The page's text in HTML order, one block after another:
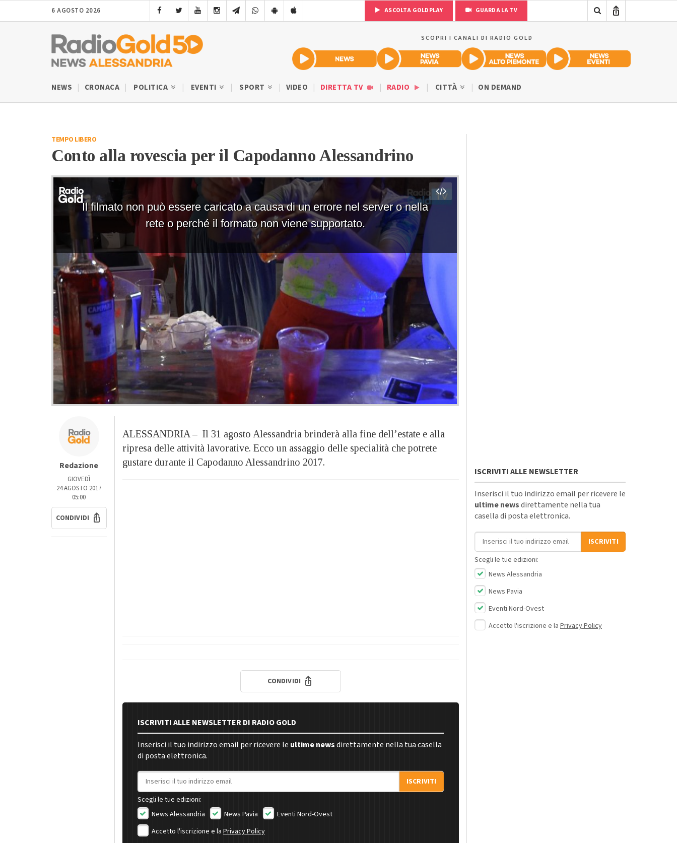
6 AGOSTO 2026 ASCOLTA GOLDPLAY GUARDA LA TV
SCOPRI I CANALI DI RADIO GOLD
NEWS CRONACA POLITICA EVENTI SPORT VIDEO DIRETTA TV RADIO CITTÀ ON DEMAND
TEMPO LIBERO
Conto alla rovescia per il Capodanno Alessandrino
Redazione
GIOVEDÌ
24 AGOSTO 2017
05:00
CONDIVIDI
ALESSANDRIA – Il 31 agosto Alessandria brinderà alla fine dell’estate e alla
ripresa delle attività lavorative. Ecco un assaggio delle specialità che potrete
gustare durante il Capodanno Alessandrino 2017.
CONDIVIDI
ISCRIVITI ALLE NEWSLETTER DI RADIO GOLD
Inserisci il tuo indirizzo email per ricevere le ultime newsdirettamente nella tua casella
di posta elettronica.
Indirizzo email
ISCRIVITI
Scegli le tue edizioni:
News Alessandria
News Pavia
Eventi Nord-Ovest
Accetto l'iscrizione e laPrivacy Policy
ISCRIVITI ALLE NEWSLETTER
Inserisci il tuo indirizzo email per ricevere le
ultime newsdirettamente nella tua
casella di posta elettronica.
Indirizzo email
ISCRIVITI
Scegli le tue edizioni:
News Alessandria
News Pavia
Eventi Nord-Ovest
Accetto l'iscrizione e la Privacy Policy